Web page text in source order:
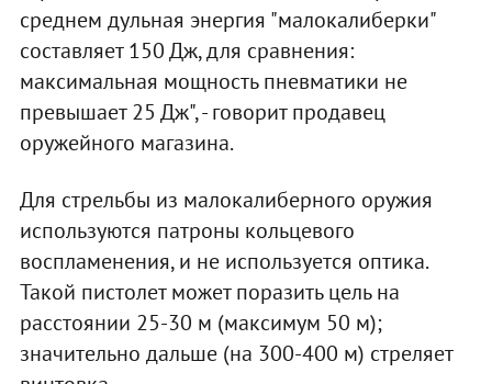
среднем дульная энергия "малокалиберки"
составляет 150 Дж, для сравнения:
максимальная мощность пневматики не
превышает 25 Дж", - говорит продавец
оружейного магазина.
Для стрельбы из малокалиберного оружия
используются патроны кольцевого
воспламенения, и не используется оптика.
Такой пистолет может поразить цель на
расстоянии 25-30 м (максимум 50 м);
значительно дальше (на 300-400 м) стреляет